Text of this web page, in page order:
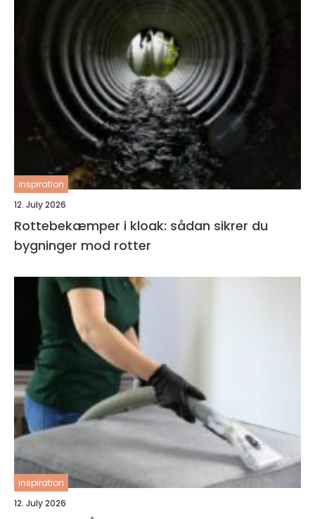
inspiration
12. July 2026
Rottebekæmper i kloak: sådan sikrer du
bygninger mod rotter
inspiration
12. July 2026